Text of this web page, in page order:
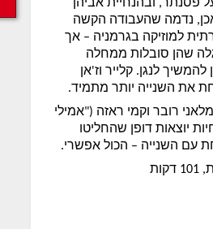
פסנתר, ובהנחיית אביהן
נדמה שהעבודה הקשה
למוזיקה בגרמניה – אך
שהן סובלות ממחלה
לנגן. קלייר וז'אן
את השנייה יותר מתמיד.
רובר וקמי ראזה ("אמילי
יוצאות דופן שהחליטו
עם השנייה – הכול אפשרי.
101 דקות